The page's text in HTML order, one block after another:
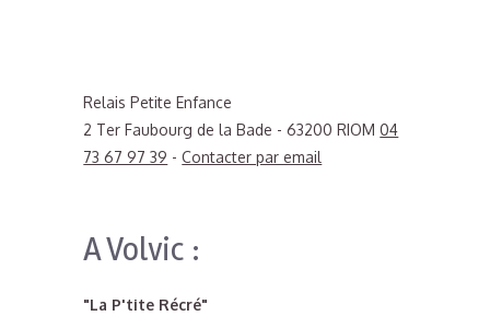
Relais Petite Enfance
2 Ter Faubourg de la Bade - 63200 RIOM04
73 67 97 39 -Contacter par email
A Volvic :
"La P'tite Récré"